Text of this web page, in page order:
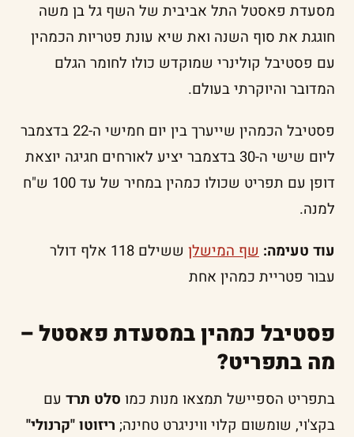
מסעדת פאסטל התל אביבית של השף גל בן משה
חוגגת את סוף השנה ואת שיא עונת פטריות הכמהין
עם פסטיבל קולינרי שמוקדש כולו לחומר הגלם
המדובר והיוקרתי בעולם.
פסטיבל הכמהין שייערך בין יום חמישי ה-22 בדצמבר
ליום שישי ה-30 בדצמבר יציע לאורחים חגיגה יוצאת
דופן עם תפריט שכולו כמהין במחיר של עד 100 ש"ח
למנה.
עוד טעימה: שף המישלן
ששילם 118 אלף דולר
עבור פטריית כמהין אחת
פסטיבל כמהין במסעדת פאסטל –
מה בתפריט?
בתפריט הספיישל תמצאו מנות כמו סלט תרד עם
בקצ'וי, שומשום קלוי וויניגרט טחינה; ריזוטו "קרנולי"